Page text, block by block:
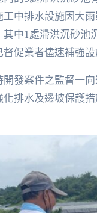
中排水設施因大
中1處滯洪沉砂
促業者儘速補強
發案件之監督一
排水及邊坡保護